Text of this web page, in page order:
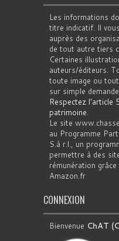
Les informations
titre indicatif. Il
auprès des
de tout autre tiers
Certaines
auteurs/éditeurs.
toute image ou
sur simple
Respectez l'article
patrimoine.
Le site
au Programme
S.à r.l., un
permettre à des
rémunération
Amazon.fr
CONNEXION
Bienvenue ChAT